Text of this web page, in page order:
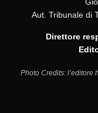
Aut. Tribunale di
Direttore
Photo Credits: l’editore